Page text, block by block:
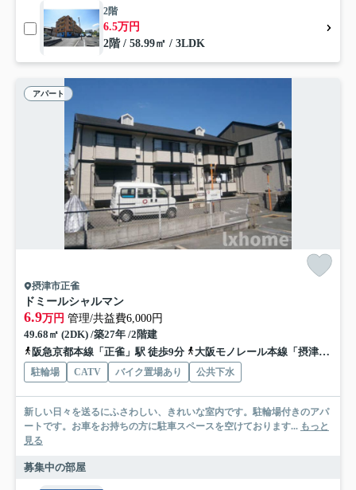
2階
6.5万円
2階 / 58.99㎡ / 3LDK
アパート
摂津市正雀
ドミールシャルマン
6.9万円 管理/共益費6,000円
49.68㎡ (2DK) /築27年 /2階建
阪急京都本線「正雀」駅 徒歩9分
大阪モノレール本線「摂津」駅 徒歩15分
駐輪場 CATV バイク置場あり 公共下水
新しい日々を送るにふさわしい、きれいな室内です。駐輪場付きのアパ
ートです。お車をお持ちの方に駐車スペースを空けております... もっと
見る
募集中の部屋